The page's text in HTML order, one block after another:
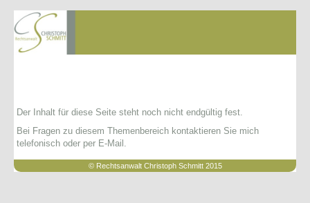
Der Inhalt für diese Seite steht noch nicht endgültig fest.
Bei Fragen zu diesem Themenbereich kontaktieren Sie mich
telefonisch oder per E-Mail.
© Rechtsanwalt Christoph Schmitt 2015